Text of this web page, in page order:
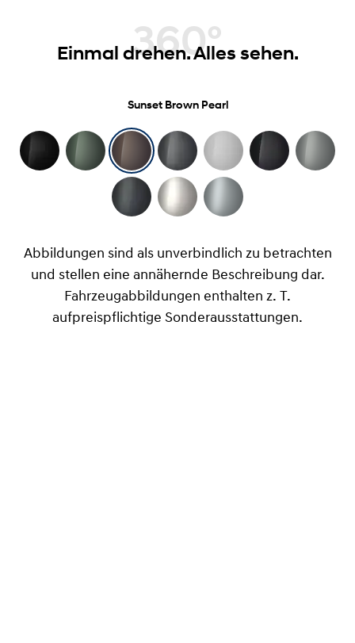
360°
Einmal drehen. Alles sehen.
Sunset Brown Pearl
Abbildungen sind als unverbindlich zu betrachten
und stellen eine annähernde Beschreibung dar.
Fahrzeugabbildungen enthalten z. T.
aufpreispflichtige Sonderausstattungen.